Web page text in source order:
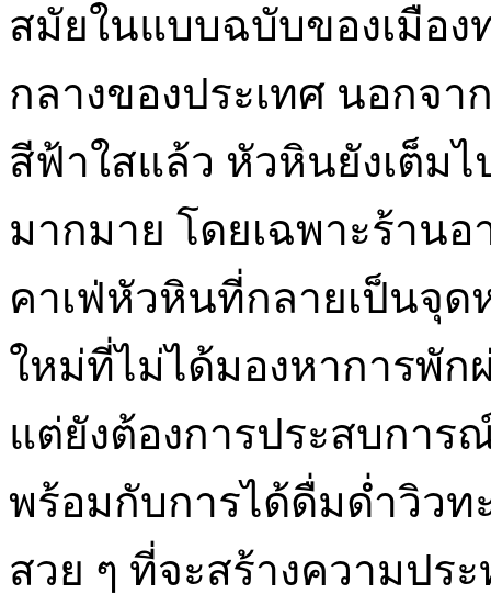
สมัยในแบบฉบับของเมือง
กลางของประเทศ นอกจ
สีฟ้าใสแล้ว หัวหินยังเต็ม
มากมาย โดยเฉพาะร้านอ
คาเฟ่หัวหินที่กลายเป็นจุ
ใหม่ที่ไม่ได้มองหาการพั
แต่ยังต้องการประสบการ
พร้อมกับการได้ดื่มด่ำวิวท
สวย ๆ ที่จะสร้างความปร